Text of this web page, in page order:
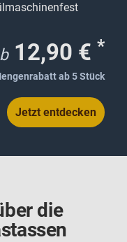
12,90 € *
ab 5 Stück
Jetzt entdecken
die